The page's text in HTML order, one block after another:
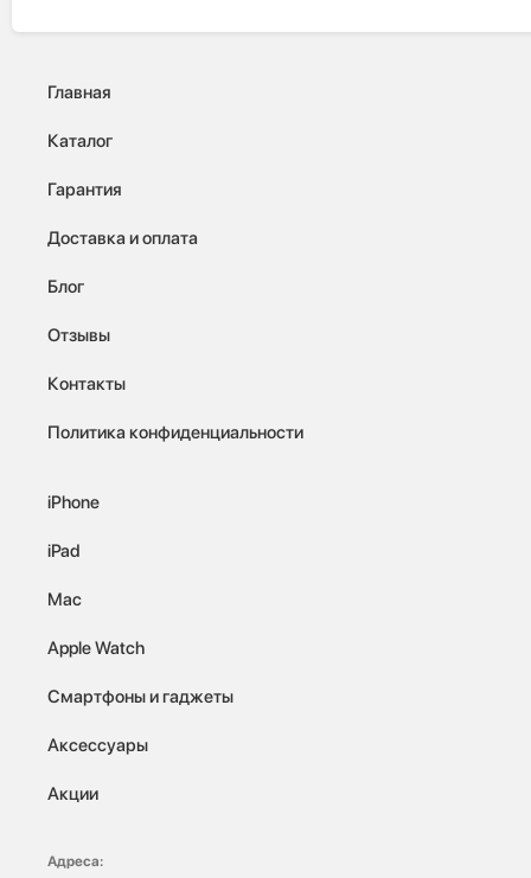
Главная
Каталог
Гарантия
Доставка и оплата
Блог
Отзывы
Контакты
Политика конфиденциальности
iPhone
iPad
Mac
Apple Watch
Смартфоны и гаджеты
Аксессуары
Акции
Адреса: